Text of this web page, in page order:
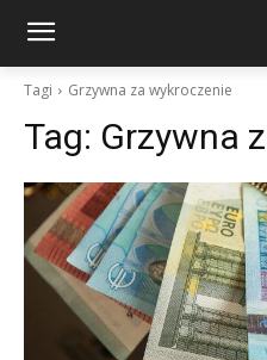
Tagi Grzywna za wykroczenie
Tag: Grzywna